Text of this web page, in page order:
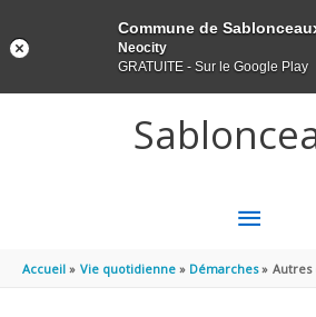
MENU
Accueil Vie quotidienne Démarches Autres
Commune de
Neocity
GRATUITE - Sur le Google Play